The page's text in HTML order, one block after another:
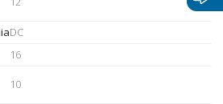
DC
16
10